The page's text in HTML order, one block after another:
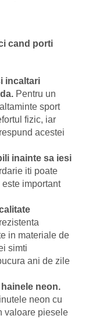
cand porti
incaltari
Pentru un
sport
fizic, iar
acestei
inainte sa iesi
iti poate
important
in materiale de
simti
ani de zile
neon.
neon cu
valoare piesele